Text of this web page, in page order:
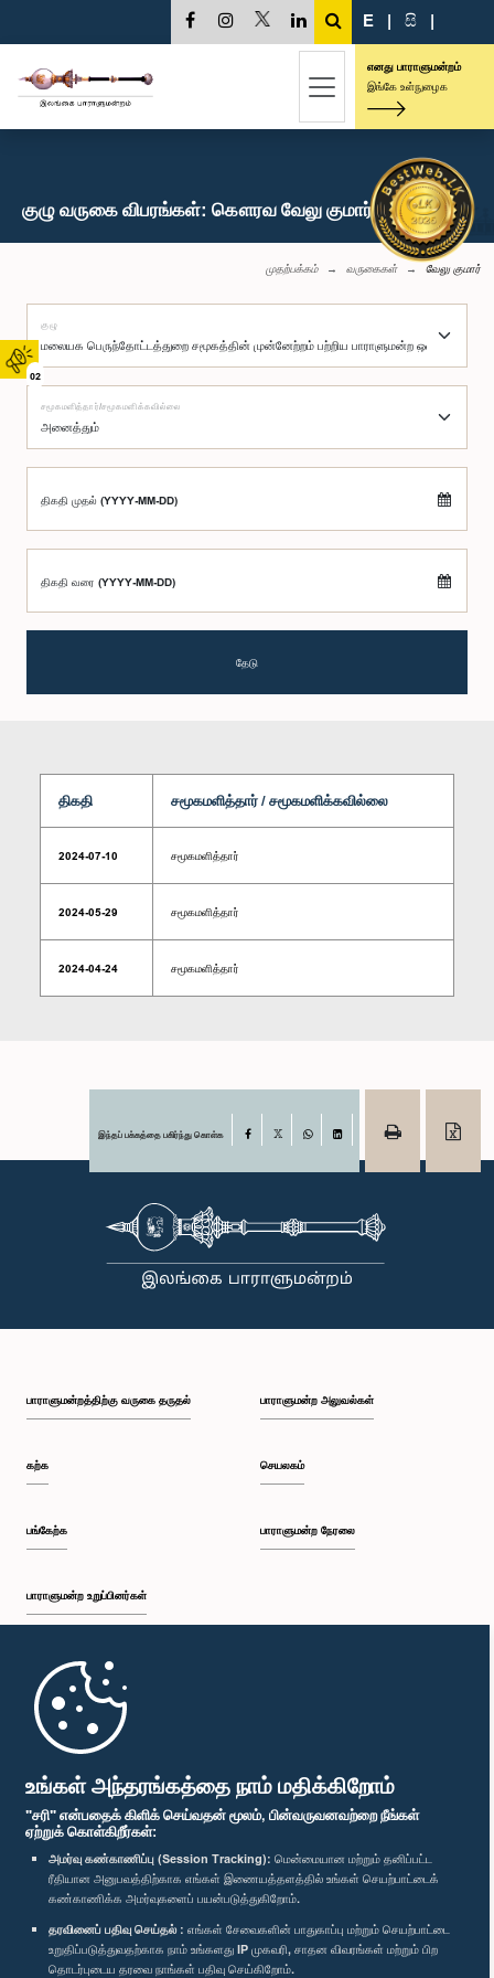
உங்கள் அந்தரங்கத்தை நாம் மதிக்கிறோம்
"சரி" என்பதைக் கிளிக் செய்வதன் மூலம், பின்வருவனவற்றை நீங்கள்
ஏற்றுக் கொள்கிறீர்கள்:
அமர்வு கண்காணிப்பு (Session Tracking): மென்மையான மற்றும் தனிப்பட்ட
ரீதியான அனுபவத்திற்காக எங்கள் இணையத்தளத்தில் உங்கள் செயற்பாட்டைக்
கண்காணிக்க அமர்வுகளைப் பயன்படுத்துகிறோம்.
தரவினைப் பதிவு செய்தல் : எங்கள் சேவைகளின் பாதுகாப்பு மற்றும் செயற்பாட்டை
உறுதிப்படுத்துவதற்காக நாம் உங்களது IP முகவரி, சாதன விவரங்கள் மற்றும் பிற
தொடர்புடைய தரவை நாங்கள் பதிவு செய்கிறோம்.
02
E | සි |
எனது பாராளுமன்றம்
இங்கே உள்நுழைக
குழு வருகை விபரங்கள்: கௌரவ வேலு குமார், பா.உ.
முதற்பக்கம் வருகைகள் வேலு குமார்
குழு
சமூகமளித்தார்/சமூகமளிக்கவில்லை
திகதி முதல் (YYYY-MM-DD)
திகதி வரை (YYYY-MM-DD)
தேடு
திகதி சமூகமளித்தார் / சமூகமளிக்கவில்லை
2024-07-10 சமூகமளித்தார்
2024-05-29 சமூகமளித்தார்
2024-04-24 சமூகமளித்தார்
இந்தப் பக்கத்தை பகிர்ந்து கொள்க Facebook
பாராளுமன்றத்திற்கு வருகை தருதல்
கற்க
பங்கேற்க
பாராளுமன்ற உறுப்பினர்கள்
முதற்பக்கம்
பாராளுமன்ற அலுவல்கள்
செயலகம்
பாராளுமன்ற நேரலை
பாராளுமன்ற கையடக்க செயலி
எம்மை பின்தொடர்க :
விருதுகள்